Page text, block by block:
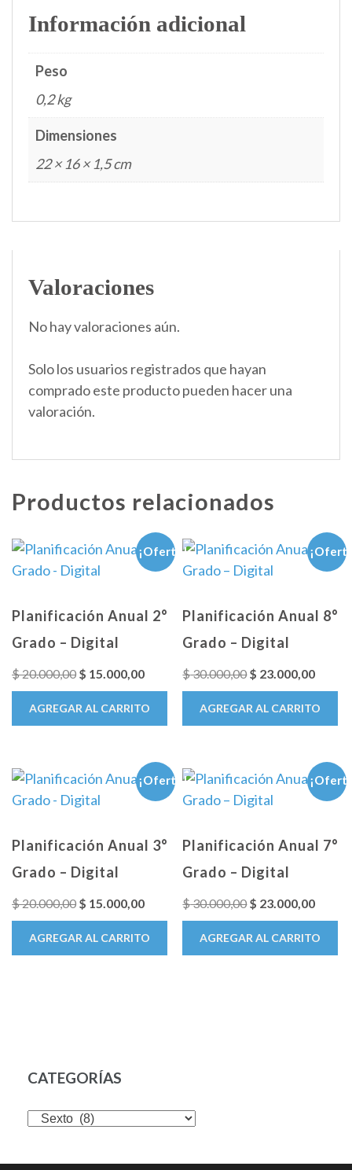
Información adicional
Peso
0,2 kg
Dimensiones
22 × 16 × 1,5 cm
Valoraciones
No hay valoraciones aún.
Solo los usuarios registrados que hayan
comprado este producto pueden hacer una
valoración.
Productos relacionados
¡Oferta!
Planificación Anual 2°
Grado – Digital
$20.000,00 El
precio
original
$ 15.000,00El
precio
actual
$ 15.000,00.
AGREGAR AL CARRITO
Planificación Anual 8°
Grado – Digital
$30.000,00El
precio
original
$ 23.000,00El
precio
actual
$
AGREGAR AL CARRITO
¡Oferta!
Planificación Anual 3°
Grado – Digital
$20.000,00 El
precio
original
$ 15.000,00El
precio
actual
AGREGAR AL CARRITO
Planificación Anual 7°
Grado – Digital
$30.000,00El
precio
original
$ 23.000,00El
precio
actual
AGREGAR AL CARRITO
CATEGORÍAS